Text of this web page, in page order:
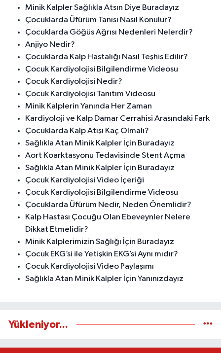
Minik Kalpler Sağlıkla Atsın Diye Buradayız
Çocuklarda Üfürüm Tanısı Nasıl Konulur?
Çocuklarda Göğüs Ağrısı Nedenleri Nelerdir?
Anjiyo Nedir?
Çocuklarda Kalp Hastalığı Nasıl Teşhis Edilir?
Çocuk Kardiyolojisi Bilgilendirme Videosu
Çocuk Kardiyolojisi Nedir?
Çocuk Kardiyolojisi Tanıtım Videosu
Minik Kalplerin Yanında Her Zaman
Kardiyoloji ve Kalp Damar Cerrahisi Arasındaki Fark
Çocuklarda Kalp Atışı Kaç Olmalı?
Sağlıkla Atan Minik Kalpler İçin Buradayız
Aort Koarktasyonu Tedavisinde Stent Açma
Sağlıkla Atan Minik Kalpler İçin Buradayız
Çocuk Kardiyolojisi Video İçeriği
Çocuk Kardiyolojisi Bilgilendirme Videosu
Çocuklarda Üfürüm Nedir, Neden Önemlidir?
Kalp Hastası Çocuğu Olan Ebeveynler Nelere
Dikkat Etmelidir?
Minik Kalplerimizin Sağlığı İçin Buradayız
Çocuk EKG’si ile Yetişkin EKG’si Aynı mıdır?
Çocuk Kardiyolojisi Video Paylaşımı
Sağlıkla Atan Minik Kalpler İçin Yanınızdayız
Yükleniyor...